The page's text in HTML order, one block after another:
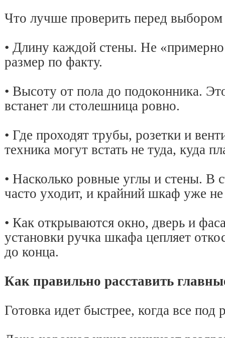
Что лучше проверить перед
• Длину каждой стены. Не
размер по факту.
• Высоту от пола до подоконника.
встанет ли столешница ровно.
• Где проходят трубы, розетки и
техника могут встать не туда, куда
• Насколько ровные углы и стены. В
часто уходит, и крайний шкаф уже
• Как открываются окно, дверь и
установки ручка шкафа цепляет
до конца.
Как правильно расставить
Готовка идет быстрее, когда все под